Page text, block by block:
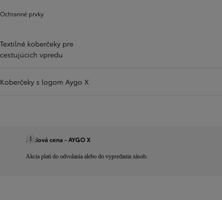
Ochranné prvky
Textilné koberčeky pre
cestujúcich vpredu
Koberčeky s logom Aygo X
1
Akciová cena - AYGO X
Akcia platí do odvolania alebo do vypredania zásob.